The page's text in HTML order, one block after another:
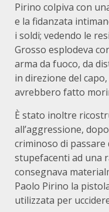
Pirino colpiva con
e la fidanzata
i soldi; vedendo le
Grosso esplodeva
arma da fuoco, da
in direzione del
avrebbero fatto
È stato inoltre
all’aggressione,
criminoso di passare
stupefacenti ad una
consegnava
Paolo Pirino la
utilizzata per